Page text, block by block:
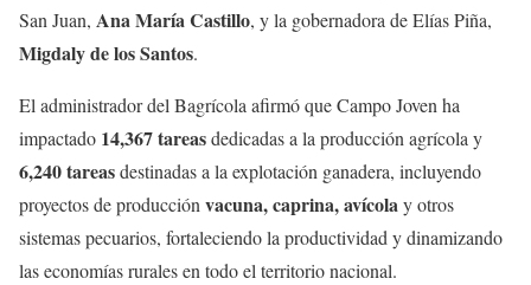
San Juan, Ana María Castillo, y la gobernadora de Elías Piña,
Migdaly de los Santos.
El administrador del Bagrícola afirmó que Campo Joven ha
impactado 14,367 tareasdedicadas a la producción agrícola y
6,240 tareasdestinadas a la explotación ganadera, incluyendo
proyectos de producciónvacuna, caprina, avícolay otros
sistemas pecuarios, fortaleciendo la productividad y dinamizando
las economías rurales en todo el territorio nacional.